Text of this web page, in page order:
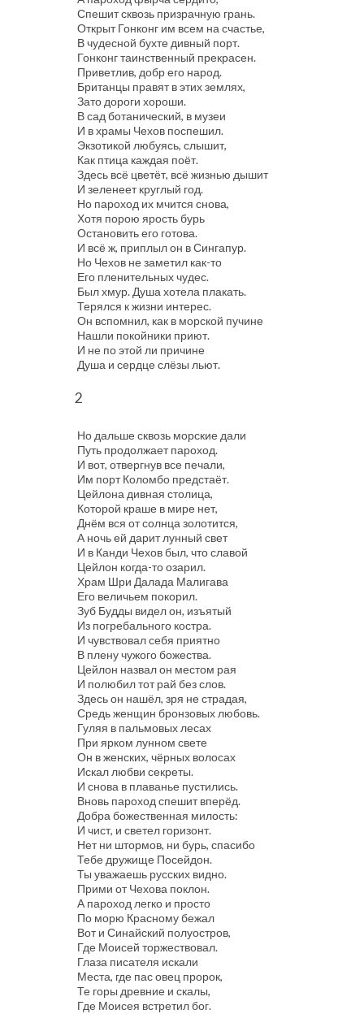
Спешит сквозь призрачную грань.
Открыт Гонконг им всем на счастье,
В чудесной бухте дивный порт.
Гонконг таинственный прекрасен.
Приветлив, добр его народ.
Британцы правят в этих землях,
Зато дороги хороши.
В сад ботанический, в музеи
И в храмы Чехов поспешил.
Экзотикой любуясь, слышит,
Как птица каждая поёт.
Здесь всё цветёт, всё жизнью дышит
И зеленеет круглый год.
Но пароход их мчится снова,
Хотя порою ярость бурь
Остановить его готова.
И всё ж, приплыл он в Сингапур.
Но Чехов не заметил как-то
Его пленительных чудес.
Был хмур. Душа хотела плакать.
Терялся к жизни интерес.
Он вспомнил, как в морской пучине
Нашли покойники приют.
И не по этой ли причине
Душа и сердце слёзы льют.
2
Но дальше сквозь морские дали
Путь продолжает пароход.
И вот, отвергнув все печали,
Им порт Коломбо предстаёт.
Цейлона дивная столица,
Которой краше в мире нет,
Днём вся от солнца золотится,
А ночь ей дарит лунный свет
И в Канди Чехов был, что славой
Цейлон когда-то озарил.
Храм Шри Далада Малигава
Его величьем покорил.
Зуб Будды видел он, изъятый
Из погребального костра.
И чувствовал себя приятно
В плену чужого божества.
Цейлон назвал он местом рая
И полюбил тот рай без слов.
Здесь он нашёл, зря не страдая,
Средь женщин бронзовых любовь.
Гуляя в пальмовых лесах
При ярком лунном свете
Он в женских, чёрных волосах
Искал любви секреты.
И снова в плаванье пустились.
Вновь пароход спешит вперёд.
Добра божественная милость:
И чист, и светел горизонт.
Нет ни штормов, ни бурь, спасибо
Тебе дружище Посейдон.
Ты уважаешь русских видно.
Прими от Чехова поклон.
А пароход легко и просто
По морю Красному бежал
Вот и Синайский полуостров,
Где Моисей торжествовал.
Глаза писателя искали
Места, где пас овец пророк,
Те горы древние и скалы,
Где Моисея встретил бог.